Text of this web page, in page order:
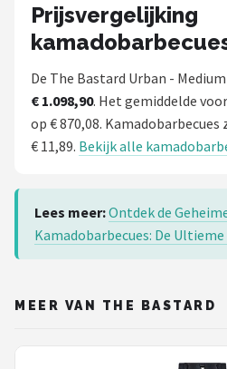
Prijsvergelijking
De The Bastard Urban -
€ 1.098,90. Het gemiddelde
op € 870,08.
€ 11,89. Bekijk alle
Lees meer:Ontdek de
Kamadobarbecues: De
MEER VAN THE BASTARD